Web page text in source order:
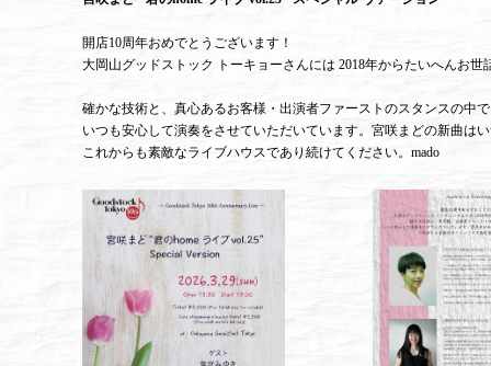
開店10周年おめでとうございます！
大岡山グッドストック トーキョーさんには 2018年からたいへんお世
確かな技術と、真心あるお客様・出演者ファーストのスタンスの中で
いつも安心して演奏をさせていただいています。宮咲まどの新曲は
これからも素敵なライブハウスであり続けてください。mado